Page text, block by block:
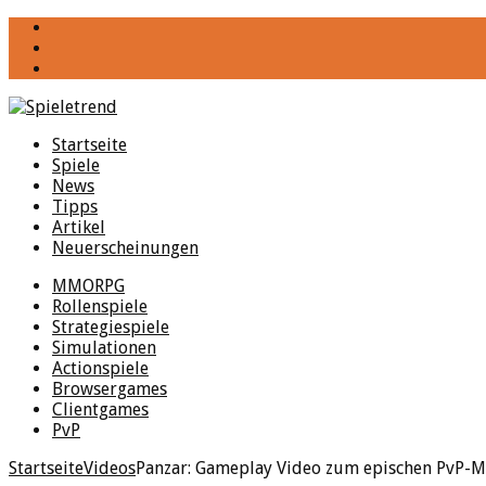
Startseite
Spiele
News
Tipps
Artikel
Neuerscheinungen
MMORPG
Rollenspiele
Strategiespiele
Simulationen
Actionspiele
Browsergames
Clientgames
PvP
StartseiteVideosPanzar: Gameplay Video zum epischen PvP-